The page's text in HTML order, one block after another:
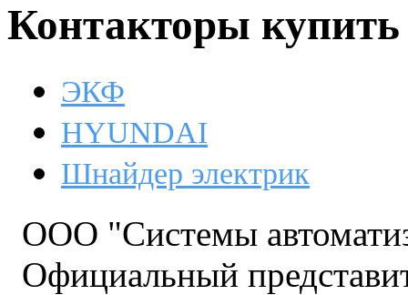
Контакторы
ЭКФ
HYUNDAI
Шнайдер электрик
ООО "Системы
Официальный